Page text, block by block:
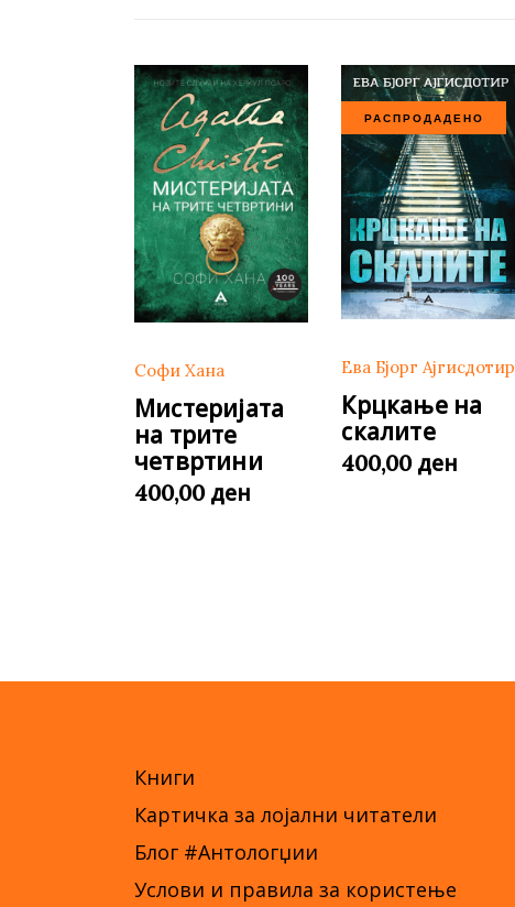
Софи Хана
Мистеријата
на трите
четвртини
400,00 ден
РАСПРОДАДЕНО
Ева Бјорг Ајгисдотир
Крцкање на
скалите
400,00 ден
Книги
Картичка за лојални читатели
Блог #Антологџии
Услови и правила за користење